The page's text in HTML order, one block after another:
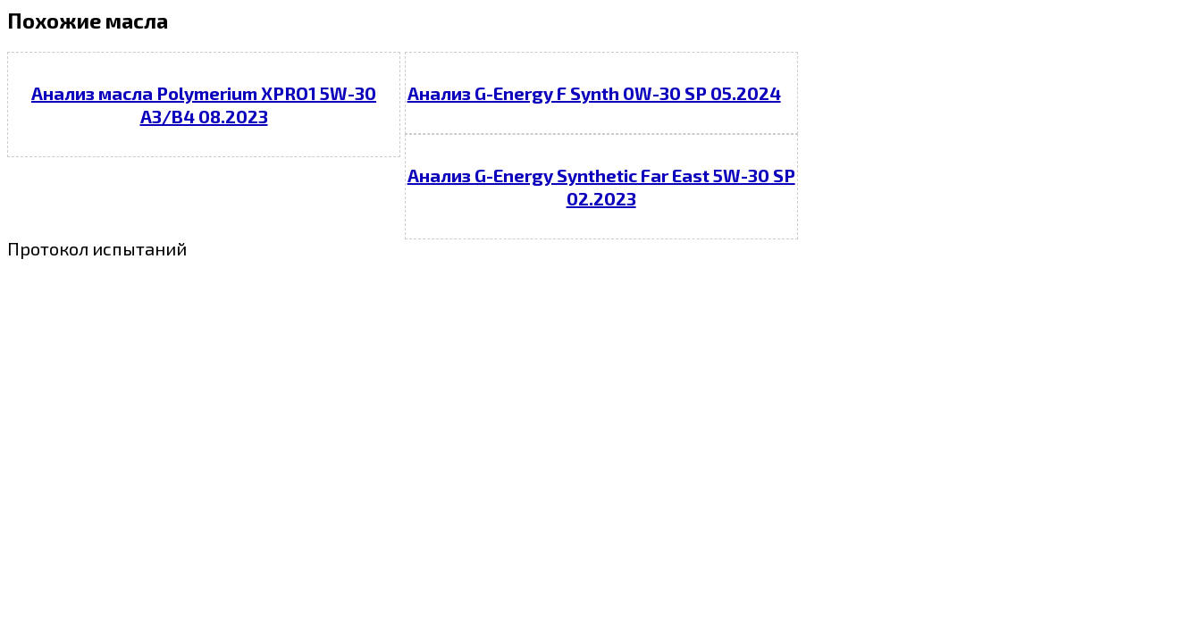
Похожие масла
Анализ масла Polymerium XPRO1 5W-30
A3/B4 08.2023
Анализ G-Energy F Synth 0W-30 SP 05.2024
Анализ G-Energy Synthetic Far East 5W-30 SP
02.2023
Протокол испытаний